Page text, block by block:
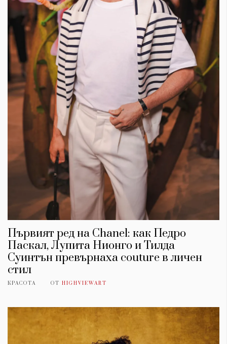
Първият ред на Chanel: как Педро
Паскал, Лупита Нионго и Тилда
Суинтън превърнаха couture в личен
стил
КРАСОТА ОТ HIGHVIEWART
КАТЕГОРИИ
Wine&Dine
Подкасти
Мода
Dialogue
Изкуство
Красота
Гурме
Пътувай
Wellness
ЗА НАС
Условия за
ползване
Политика за
поверителност
ModerenDom
СЛЕДВАЙТЕ НИ
Facebook Instagram
YouTube
Spotify Soundcloud
Ако нашият сайт ви харесва, можете да се абонирате за
седмичния ни нюзлетър тук:
© 2026, HighViewArt | Всички права запазени